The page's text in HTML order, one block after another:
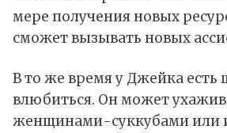
мере получения новых
сможет вызывать новых
В то же время у Джейка есть
влюбиться. Он может
женщинами-суккубами или